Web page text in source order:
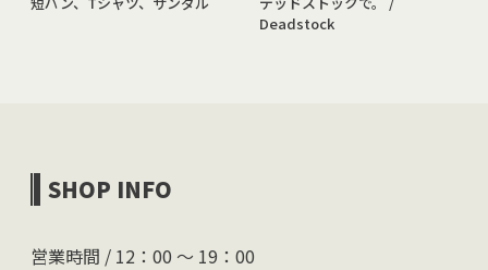
Deadstock
SHOP INFO
営業時間 / 12：00 〜 19：00